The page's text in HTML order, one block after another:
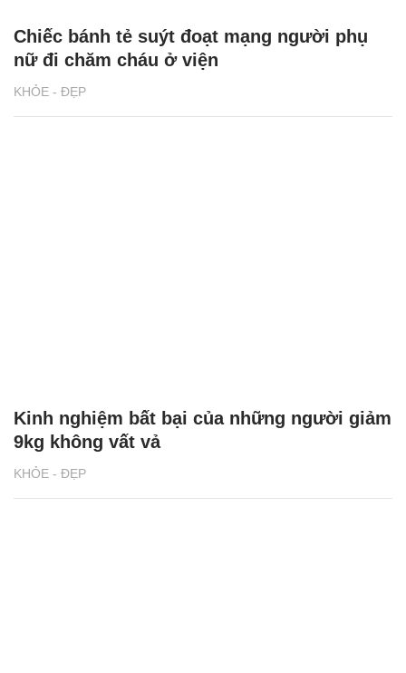
KHỎE - ĐẸP
Chiếc bánh tẻ suýt đoạt mạng người phụ
nữ đi chăm cháu ở viện
KHỎE - ĐẸP
Kinh nghiệm bất bại của những người giảm
9kg không vất vả